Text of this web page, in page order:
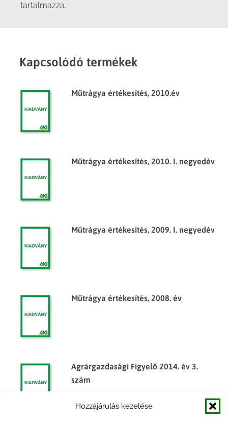
Hozzájárulás kezelése
tartalmazza.
Kapcsolódó termékek
Műtrágya értékesítés, 2010.év
Műtrágya értékesítés, 2010. I. negyedév
Műtrágya értékesítés, 2009. I. negyedév
Műtrágya értékesítés, 2008. év
Agrárgazdasági Figyelő 2014. év 3.
szám